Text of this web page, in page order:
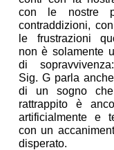
con le nostre
contraddizioni,
le frustrazioni
non è solamente
di
Sig. G parla
di un sogno
rattrappito è
artificialmente e
con un
disperato.